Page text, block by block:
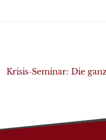
Krisis-Seminar: Die